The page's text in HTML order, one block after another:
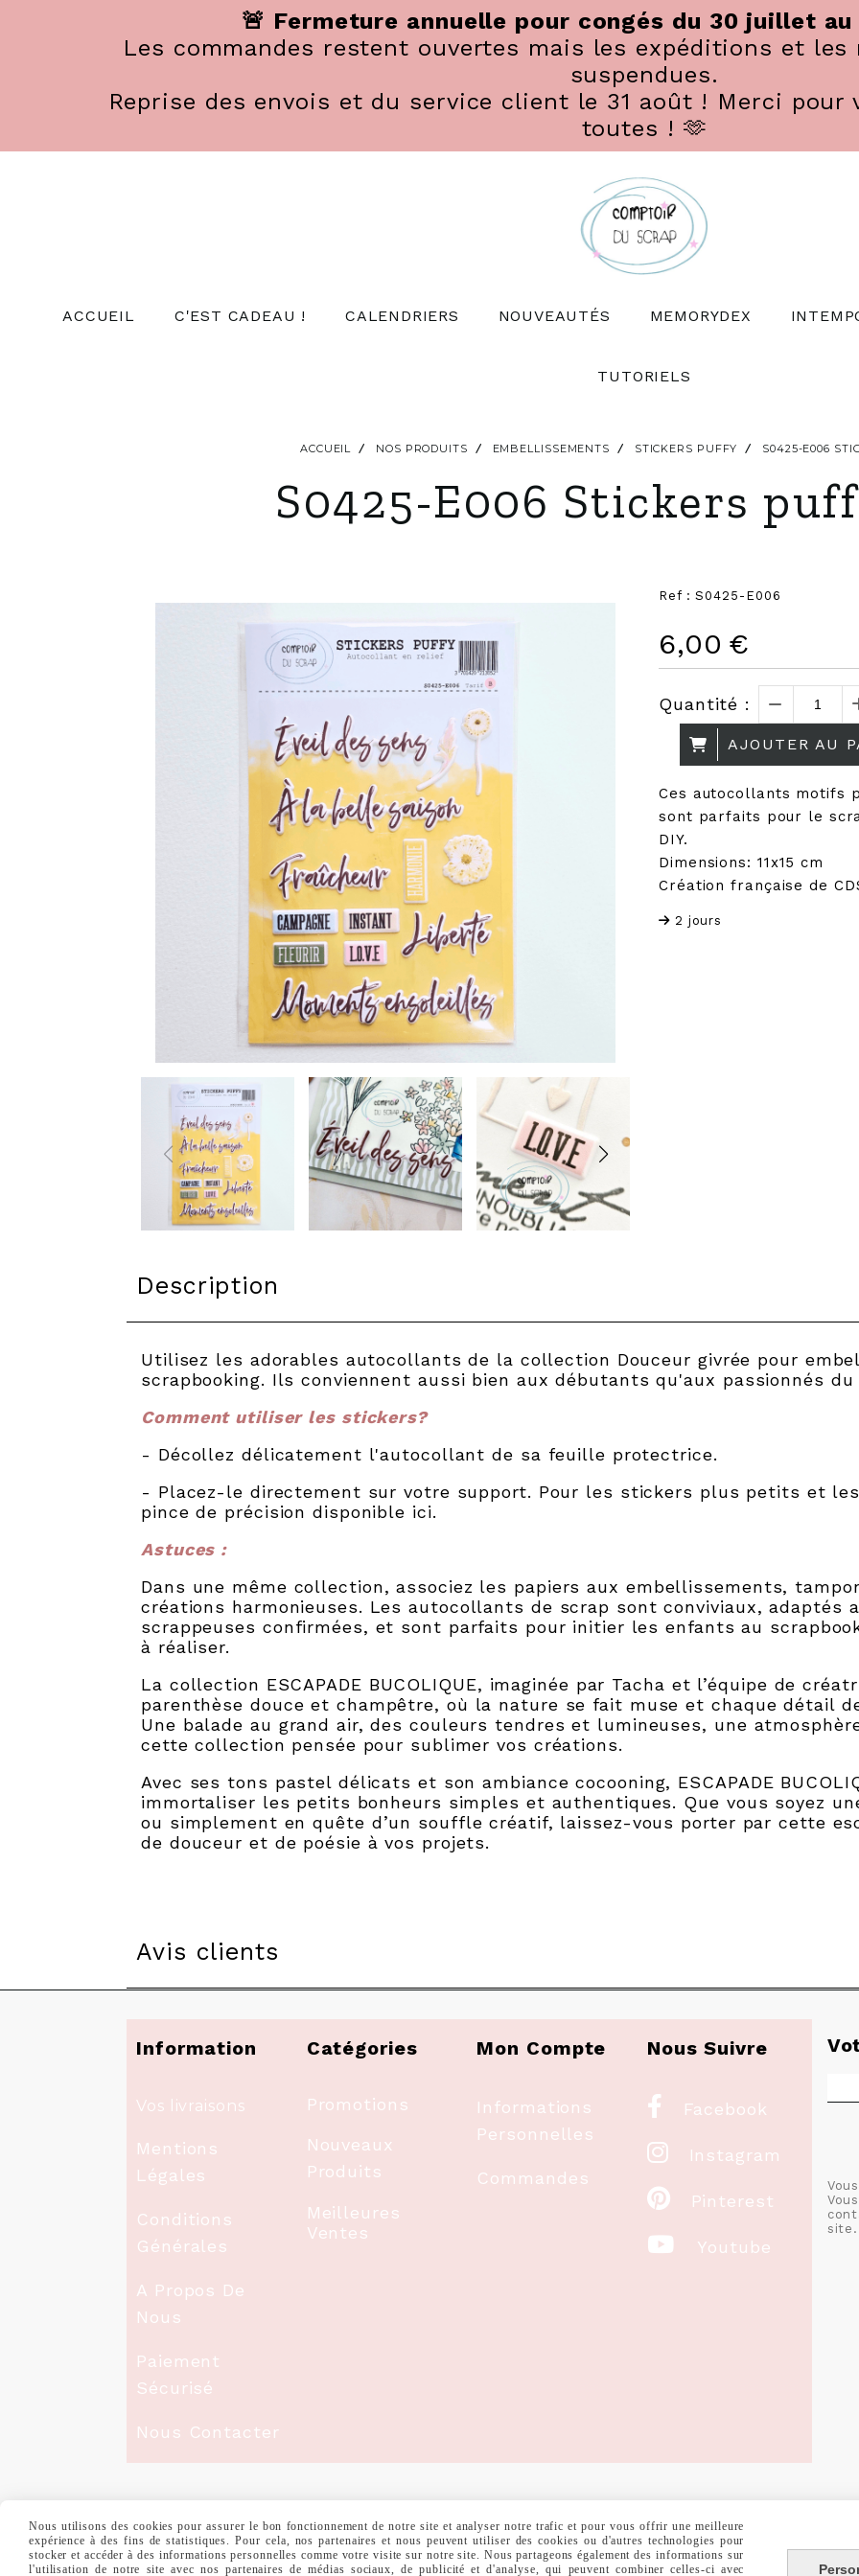
🚨 Fermeture annuelle pour congés du 30 juillet
Les commandes restent ouvertes mais les expéditions et
suspendues.
Reprise des envois et du service client le 31 août ! Merci
toutes ! 🫶
ACCUEIL C'EST CADEAU ! CALENDRIERS NOUVEAUTÉS MEMORYDEX
TUTORIELS
ACCUEIL NOS PRODUITS EMBELLISSEMENTS STICKERS PUFFY S0425-E006
S0425-E006 Stickers
Ref : S0425-E006
6,00 €
Quantité :
AJOUTER AU
Ces autocollants motifs
sont parfaits pour le
DIY.
Dimensions: 11x15 cm
Création française de
2 jours
Description
Utilisez les adorables autocollants de la collection Douceur givrée pour
scrapbooking. Ils conviennent aussi bien aux débutants qu'aux passionnés du
Comment utiliser les stickers?
- Décollez délicatement l'autocollant de sa feuille protectrice.
- Placez-le directement sur votre support. Pour les stickers plus petits et
pince de précision disponible ici.
Astuces :
Dans une même collection, associez les papiers aux embellissements,
créations harmonieuses. Les autocollants de scrap sont conviviaux, adaptés
scrappeuses confirmées, et sont parfaits pour initier les enfants au
à réaliser.
La collection ESCAPADE BUCOLIQUE, imaginée par Tacha et l’équipe de
parenthèse douce et champêtre, où la nature se fait muse et chaque détail
Une balade au grand air, des couleurs tendres et lumineuses, une
cette collection pensée pour sublimer vos créations.
Avec ses tons pastel délicats et son ambiance cocooning, ESCAPADE
immortaliser les petits bonheurs simples et authentiques. Que vous soyez
ou simplement en quête d’un souffle créatif, laissez-vous porter par cette
de douceur et de poésie à vos projets.
Avis clients
Information
Vos livraisons
Mentions
Légales
Conditions
Générales
A Propos De
Nous
Paiement
Sécurisé
Nous Contacter
Catégories
Promotions
Nouveaux
Produits
Meilleures
Ventes
Mon Compte
Informations
Personnelles
Commandes
Nous Suivre
 Facebook
 Instagram
 Pinterest
 Youtube
site.
MENTIONS LÉGALES CONDITIONS GÉNÉRALES DE VENTE POLITIQUE DE CONFIDENTIALITÉ
Nous utilisons des cookies pour assurer le bon fonctionnement de notre site et analyser notre trafic et pour vous offrir une meilleure
expérience à des fins de statistiques. Pour cela, nos partenaires et nous peuvent utiliser des cookies ou d'autres technologies pour
stocker et accéder à des informations personnelles comme votre visite sur notre site. Nous partageons également des informations sur
l'utilisation de notre site avec nos partenaires de médias sociaux, de publicité et d'analyse, qui peuvent combiner celles-ci avec